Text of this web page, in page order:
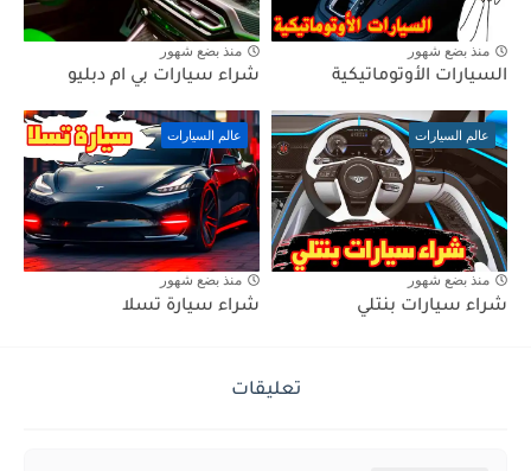
منذ بضع شهور
السيارات الأوتوماتيكية
منذ بضع شهور
شراء سيارات بي ام دبليو
عالم السيارات
منذ بضع شهور
شراء سيارات بنتلي
عالم السيارات
منذ بضع شهور
شراء سيارة تسلا
تعليقات